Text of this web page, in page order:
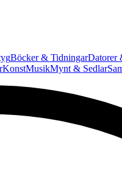
Böcker & TidningarDatorer
KonstMusikMynt & Sedlar